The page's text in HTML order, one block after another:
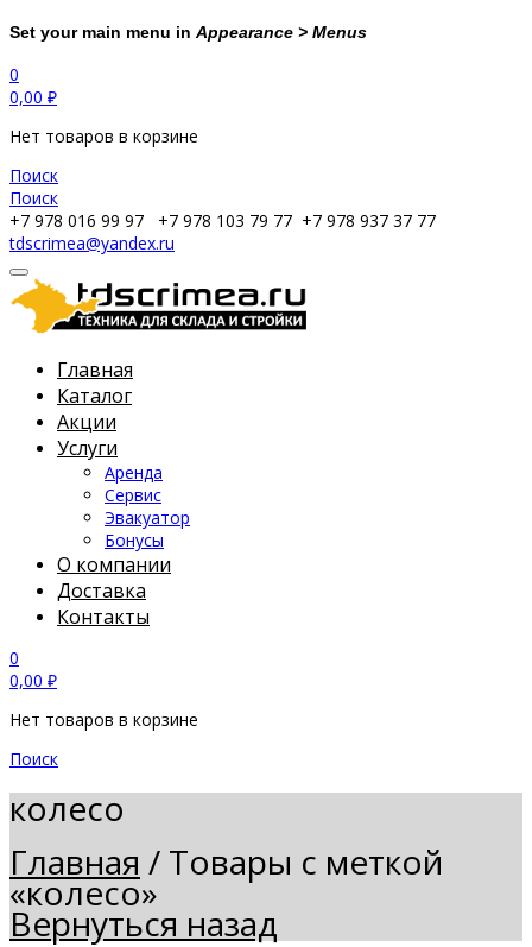
Set your main menu in Appearance > Menus
0
0,00 ₽
Нет товаров в корзине
Поиск
Поиск
+7 978 016 99 97
+7 978 103 79 77 +7 978 937 37 77
tdscrimea@yandex.ru
Главная
Каталог
Акции
Услуги
Аренда
Сервис
Эвакуатор
Бонусы
О компании
Доставка
Контакты
0
0,00 ₽
Нет товаров в корзине
Поиск
колесо
Главная / Товары с меткой
«колесо»
Вернуться назад